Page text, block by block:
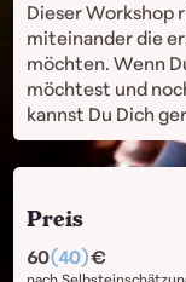
Dieser Workshop
miteinander die
möchten. Wenn
möchtest und
kannst Du Dich
Preis
60(40)